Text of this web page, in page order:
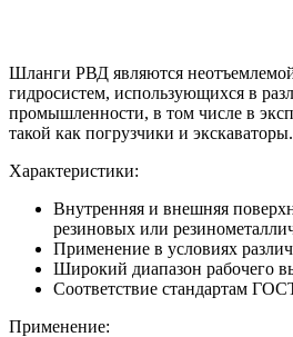
Шланги РВД являются
гидросистем, использующихся в
промышленности, в том числе в
такой как погрузчики и экскаваторы.
Характеристики:
Внутренняя и внешняя
резиновых или
Применение в условиях
Широкий диапазон рабочего
Соответствие стандартам
Применение: